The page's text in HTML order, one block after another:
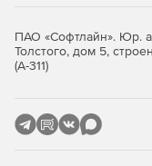
ПАО «Софтлайн». Юр.
Толстого, дом 5,
(А-311)